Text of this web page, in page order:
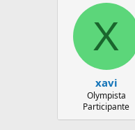
X
xavi
Olympista
Participante